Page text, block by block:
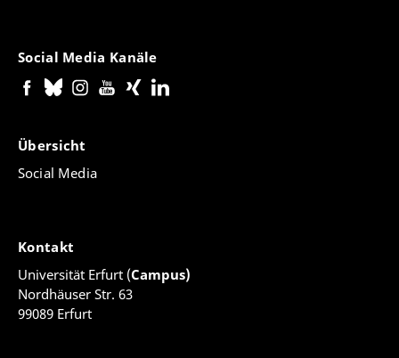
Social Media Kanäle
Übersicht
Social Media
Kontakt
Universität Erfurt (Campus)
Nordhäuser Str. 63
99089 Erfurt